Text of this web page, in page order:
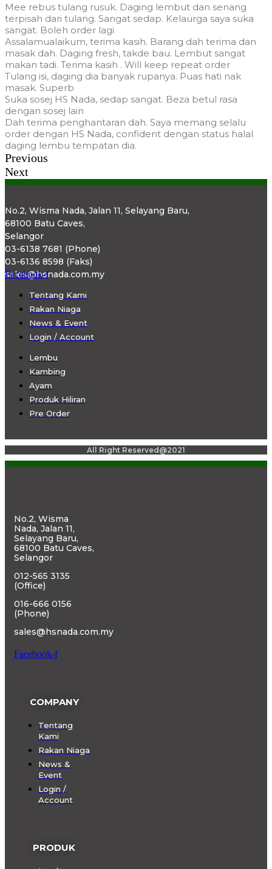
Mee rebus tulang rusuk. Daging lembut dan senang
terpisah dari tulang. Sangat sedap. Kelaurga saya suka
sangat. Boleh order lagi
Assalamualaikum, terima kasih. Barang dah terima dan
masak dah. Daging fresh, takde bau. Lembut sangat
makan tadi. Terima kasih . Will keep repeat order
Tulang isi, daging dia banyak rupanya. Puas hati nak
masak. Superb
Suka sosej HS Nada, sedap sangat. Beza betul rasa
dengan sosej lain
Dah terima penghantaran dah. Saya memang selalu
order dengan HS Nada, confident dengan status halal
daging lembu tempatan dia.
Previous
Next
No.2, Wisma Nada, Jalan 11, Selayang Baru,
68100 Batu Caves,
Selangor
03-6138 7681 (Phone)
03-6136 8598 (Faks)
sales@hsnada.com.my
Facebook-f
Tentang Kami
Rakan Niaga
News & Event
Login / Account
Lembu
Kambing
Ayam
Produk Hiliran
Pre Order
All Right Reserved@2021
No.2, Wisma
Nada, Jalan 11,
Selayang Baru,
68100 Batu Caves,
Selangor
012-565 3135
(Office)
016-666 0156
(Phone)
sales@hsnada.com.my
Facebook-f
COMPANY
Tentang
Kami
Rakan Niaga
News &
Event
Login /
Account
PRODUK